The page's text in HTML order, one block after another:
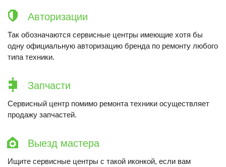
Авторизации
Так обозначаются сервисные центры имеющие хотя бы
одну официальную авторизацию бренда по ремонту любого
типа техники.
Запчасти
Сервисный центр помимо ремонта техники осуществляет
продажу запчастей.
Выезд мастера
Ищите сервисные центры с такой иконкой, если вам